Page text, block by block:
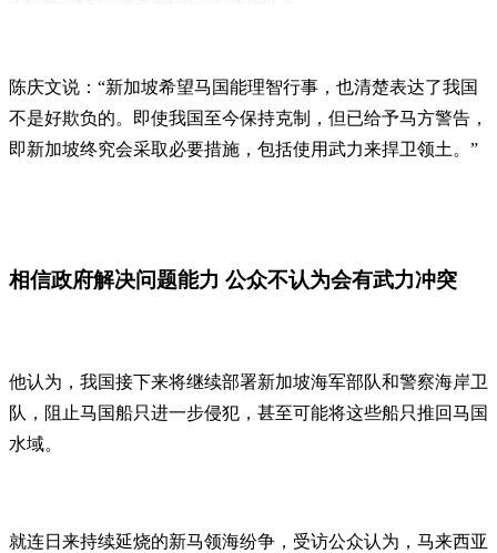
陈庆文说：“新加坡希望马国能理智行事，也清楚表达了我国
不是好欺负的。即使我国至今保持克制，但已给予马方警告，
即新加坡终究会采取必要措施，包括使用武力来捍卫领土。”
相信政府解决问题能力 公众不认为会有武力冲突
他认为，我国接下来将继续部署新加坡海军部队和警察海岸卫
队，阻止马国船只进一步侵犯，甚至可能将这些船只推回马国
水域。
就连日来持续延烧的新马领海纷争，受访公众认为，马来西亚